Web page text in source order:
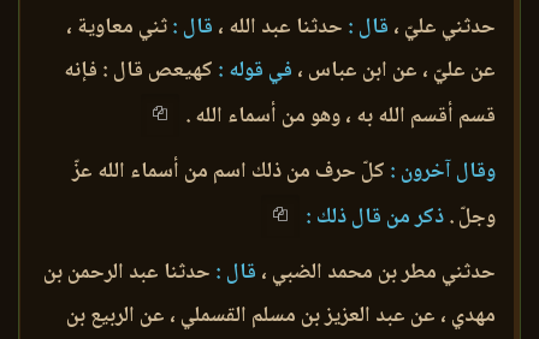
حدثني عليّ ، قال : حدثنا عبد الله ، قال :ثني معاوية ،
عن عليّ ، عن ابن عباس ، في قوله : كهيعص قال : فإنه
قسم أقسم الله به ، وهو من أسماء الله .
وقال آخرون : كلّ حرف من ذلك اسم من أسماء الله عزّ
وجلّ .ذكر من قال ذلك :
حدثني مطر بن محمد الضبي ، قال : حدثنا عبد الرحمن بن
مهدي ، عن عبد العزيز بن مسلم القسملي ، عن الربيع بن